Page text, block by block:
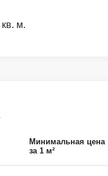
м.
Минимальная цена
за 1 м²